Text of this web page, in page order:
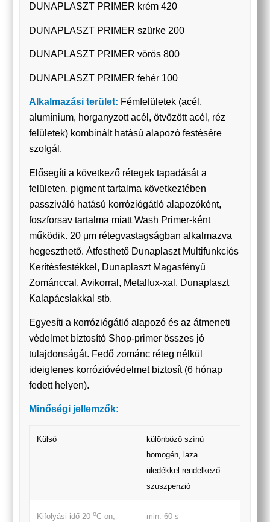
DUNAPLASZT PRIMER krém 420
DUNAPLASZT PRIMER szürke 200
DUNAPLASZT PRIMER vörös 800
DUNAPLASZT PRIMER fehér 100
Alkalmazási terület: Fémfelületek (acél,
alumínium, horganyzott acél, ötvözött acél, réz
felületek) kombinált hatású alapozó festésére
szolgál.
Elősegíti a következő rétegek tapadását a
felületen, pigment tartalma következtében
passziváló hatású korróziógátló alapozóként,
foszforsav tartalma miatt Wash Primer-ként
működik. 20 μm rétegvastagságban alkalmazva
hegeszthető. Átfesthető Dunaplaszt Multifunkciós
Kerítésfestékkel, Dunaplaszt Magasfényű
Zománccal, Avikorral, Metallux-xal, Dunaplaszt
Kalapácslakkal stb.
Egyesíti a korróziógátló alapozó és az átmeneti
védelmet biztosító Shop-primer összes jó
tulajdonságát. Fedő zománc réteg nélkül
ideiglenes korrózióvédelmet biztosít (6 hónap
fedett helyen).
Minőségi jellemzők:
Külső
különböző színű
homogén, laza
üledékkel rendelkező
szuszpenzió
Kifolyási idő 20oC-on, min. 60 s